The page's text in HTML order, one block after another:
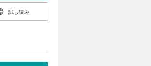
試し読み